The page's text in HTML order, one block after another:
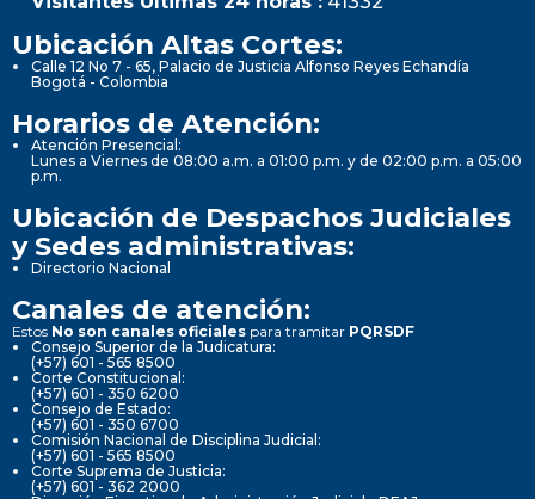
Ubicación Altas Cortes:
Calle 12 No 7 - 65, Palacio de Justicia Alfonso Reyes Echandía
Bogotá - Colombia
Horarios de Atención:
Atención Presencial:
Lunes a Viernes de 08:00 a.m. a 01:00 p.m. y de 02:00 p.m. a 05:00
p.m.
Ubicación de Despachos Judiciales
y Sedes administrativas:
Directorio Nacional
Canales de atención:
Estos No son canales oficiales para tramitar PQRSDF
Consejo Superior de la Judicatura:
(+57) 601 - 565 8500
Corte Constitucional:
(+57) 601 - 350 6200
Consejo de Estado:
(+57) 601 - 350 6700
Comisión Nacional de Disciplina Judicial:
(+57) 601 - 565 8500
Corte Suprema de Justicia:
(+57) 601 - 362 2000